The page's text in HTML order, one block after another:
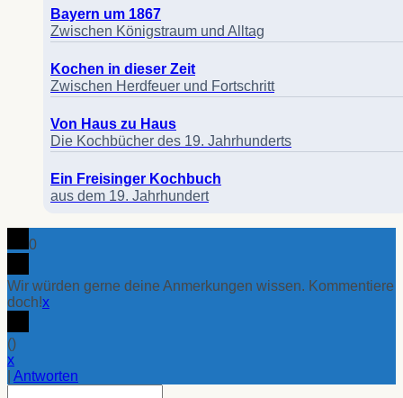
Bayern um 1867
Zwischen Königstraum und Alltag
Kochen in dieser Zeit
Zwischen Herdfeuer und Fortschritt
Von Haus zu Haus
Die Kochbücher des 19. Jahrhunderts
Ein Freisinger Kochbuch
aus dem 19. Jahrhundert
0
Wir würden gerne deine Anmerkungen wissen. Kommentiere
doch!x
()
x
Antworten